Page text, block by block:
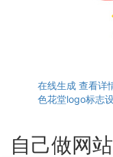
在线生成 查看详
色花堂logo标志
自己做网